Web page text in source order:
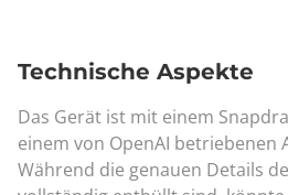
Technische Aspekte
Das Gerät ist mit einem
einem von OpenAI betriebenen
Während die genauen Details